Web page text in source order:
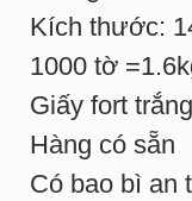
Kích thước:
1000 tờ
Giấy fort
Hàng có sẵn
Có bao bì an